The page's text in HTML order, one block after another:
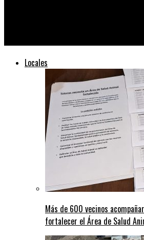
Locales
Más de 600 vecinos
fortalecer el Área de Salud